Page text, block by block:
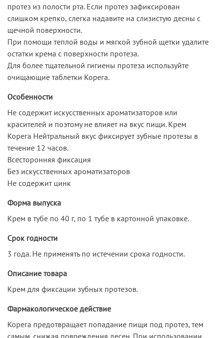
протез из полости рта. Если протез зафиксирован
слишком крепко, слегка надавите на слизистую десны с
щечной поверхности.
При помощи теплой воды и мягкой зубной щетки удалите
остатки крема с поверхности протеза.
Для более тщательной гигиены протеза используйте
очищающие таблетки Корега.
Особенности
Не содержит искусственных ароматизаторов или
красителей и поэтому не влияет на вкус пищи. Крем
Корега Нейтральный вкус фиксирует зубные протезы в
течение 12 часов.
Всесторонняя фиксация
Без искусственных ароматизаторов
Не содержит цинк
Форма выпуска
Крем в тубе по 40 г, по 1 тубе в картонной упаковке.
Срок годности
3 года. Не применять по истечении срока годности.
Описание товара
Крем для фиксации зубных протезов.
Фармакологическое действие
Корега предотвращает попадание пищи под протез, тем
самым, снижая повреждения десен. При использовании